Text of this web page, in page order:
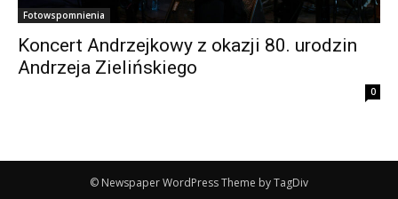
Fotowspomnienia
Koncert Andrzejkowy z okazji 80. urodzin
Andrzeja Zielińskiego
0
© Newspaper WordPress Theme by TagDiv